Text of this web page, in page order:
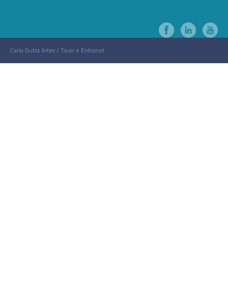
Carla Dutra Artes / Tiver e Entranet